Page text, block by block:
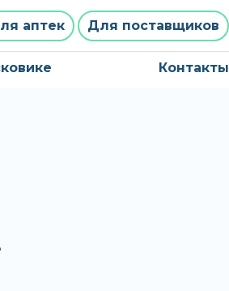
аптек Для поставщиков
Контакты